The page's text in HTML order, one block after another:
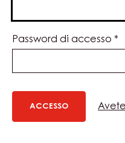
Password di accesso *